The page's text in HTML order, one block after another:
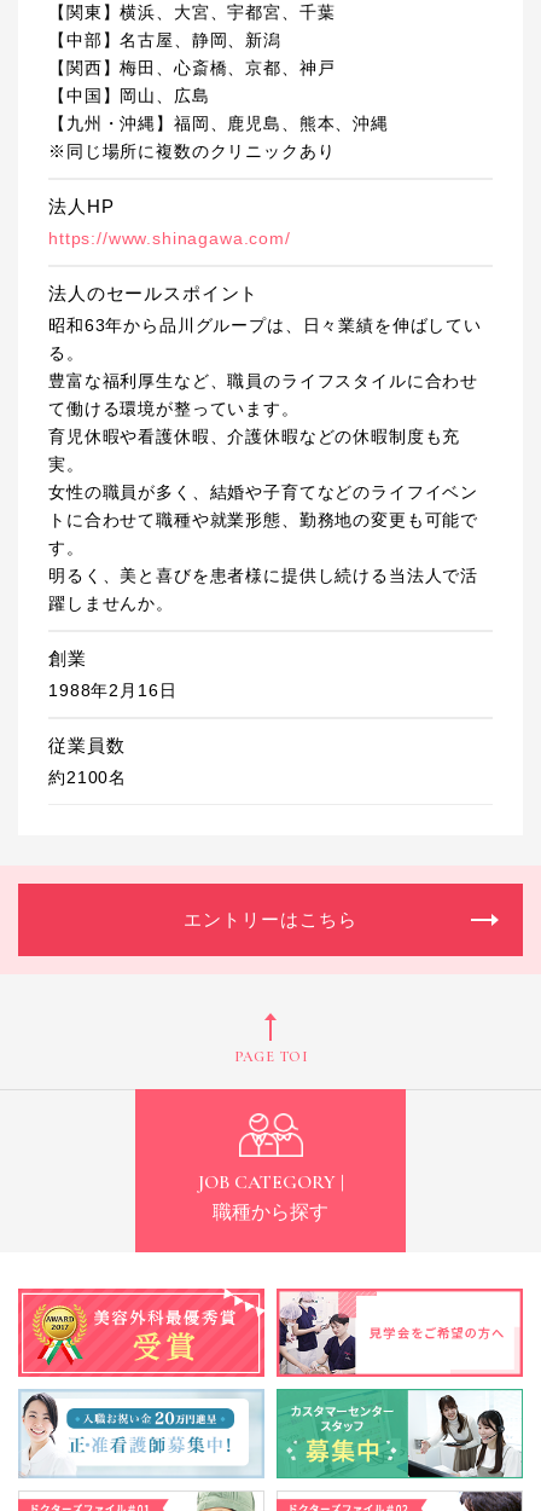
【関東】横浜、大宮、宇都宮、千葉
【中部】名古屋、静岡、新潟
【関西】梅田、心斎橋、京都、神戸
【中国】岡山、広島
【九州・沖縄】福岡、鹿児島、熊本、沖縄
※同じ場所に複数のクリニックあり
法人HP
https://www.shinagawa.com/
法人のセールスポイント
昭和63年から品川グループは、日々業績を伸ばしてい
る。
豊富な福利厚生など、職員のライフスタイルに合わせ
て働ける環境が整っています。
育児休暇や看護休暇、介護休暇などの休暇制度も充
実。
女性の職員が多く、結婚や子育てなどのライフイベン
トに合わせて職種や就業形態、勤務地の変更も可能で
す。
明るく、美と喜びを患者様に提供し続ける当法人で活
躍しませんか。
創業
1988年2月16日
従業員数
約2100名
エントリーはこちら
JOB CATEGORY |
職種から探す
PAGE TOP